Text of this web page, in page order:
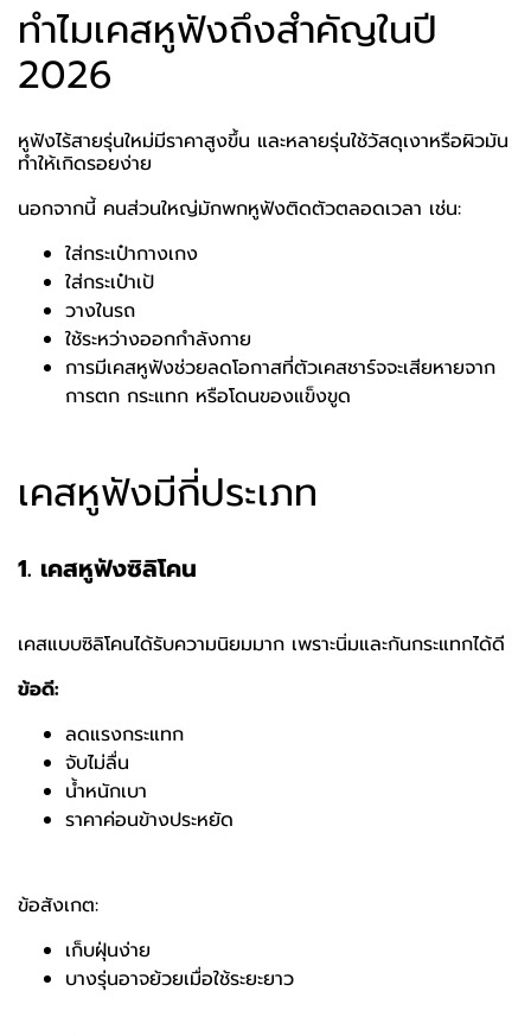
ทำไมเคสหูฟังถึงสำคัญในปี
2026
หูฟังไร้สายรุ่นใหม่มีราคาสูงขึ้น และหลายรุ่นใช้วัสดุเงาหรือผิวมัน
ทำให้เกิดรอยง่าย
นอกจากนี้ คนส่วนใหญ่มักพกหูฟังติดตัวตลอดเวลา เช่น:
ใส่กระเป๋ากางเกง
ใส่กระเป๋าเป้
วางในรถ
ใช้ระหว่างออกกำลังกาย
การมีเคสหูฟังช่วยลดโอกาสที่ตัวเคสชาร์จจะเสียหายจาก
การตก กระแทก หรือโดนของแข็งขูด
เคสหูฟังมีกี่ประเภท
1. เคสหูฟังซิลิโคน
เคสแบบซิลิโคนได้รับความนิยมมาก เพราะนิ่มและกันกระแทกได้ดี
ข้อดี:
ลดแรงกระแทก
จับไม่ลื่น
น้ำหนักเบา
ราคาค่อนข้างประหยัด
ข้อสังเกต:
เก็บฝุ่นง่าย
บางรุ่นอาจย้วยเมื่อใช้ระยะยาว